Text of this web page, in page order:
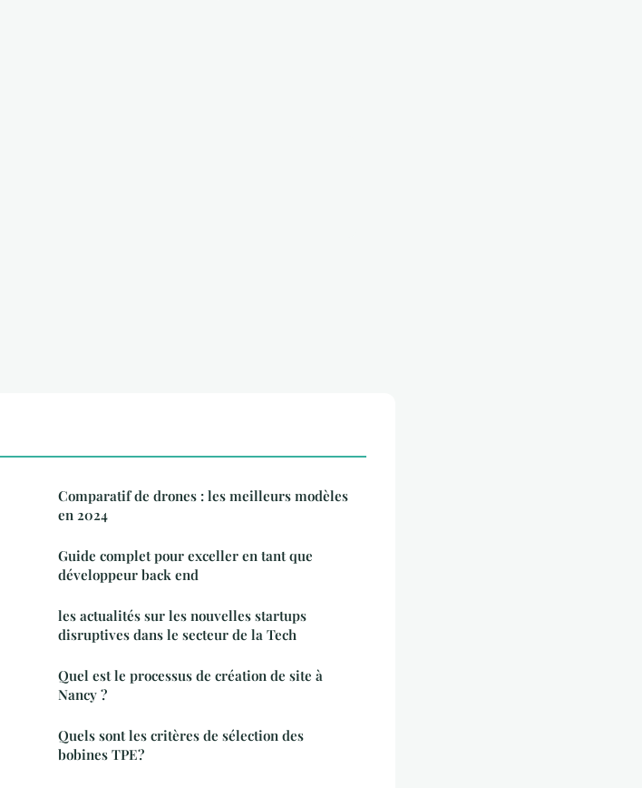
Comparatif de drones : les meilleurs modèles
en 2024
Guide complet pour exceller en tant que
développeur back end
les actualités sur les nouvelles startups
disruptives dans le secteur de la Tech
Quel est le processus de création de site à
Nancy ?
Quels sont les critères de sélection des
bobines TPE?